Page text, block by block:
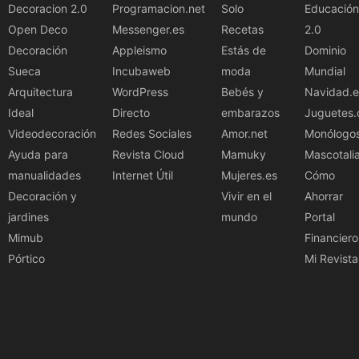
Decoracion 2.0
Open Deco
Decoración
Sueca
Arquitectura
Ideal
Videodecoración
Ayuda para
manualidades
Decoración y
jardines
Mimub
Pórtico
Programacion.net
Messenger.es
Appleismo
Incubaweb
WordPress
Directo
Redes Sociales
Revista Cloud
Internet Útil
Solo
Recetas
Estás de
moda
Bebés y
embarazos
Amor.net
Mamuky
Mujeres.es
Vivir en el
mundo
Educación
2.0
Dominio
Mundial
Cómo
Ahorrar
Portal
Financiero
Mi Revista